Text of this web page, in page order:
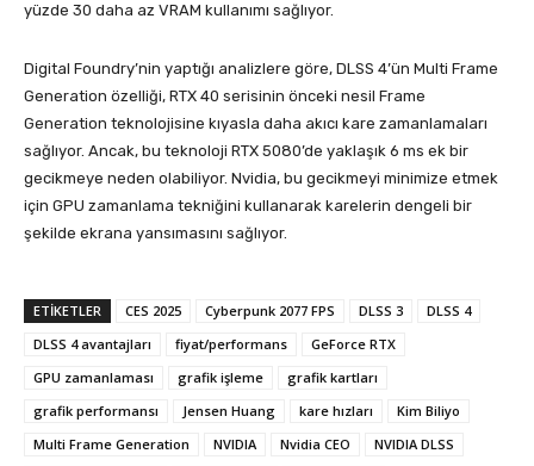
yüzde 30 daha az VRAM kullanımı sağlıyor.
Digital Foundry’nin yaptığı analizlere göre, DLSS 4’ün Multi Frame
Generation özelliği, RTX 40 serisinin önceki nesil Frame
Generation teknolojisine kıyasla daha akıcı kare zamanlamaları
sağlıyor. Ancak, bu teknoloji RTX 5080’de yaklaşık 6 ms ek bir
gecikmeye neden olabiliyor. Nvidia, bu gecikmeyi minimize etmek
için GPU zamanlama tekniğini kullanarak karelerin dengeli bir
şekilde ekrana yansımasını sağlıyor.
ETIKETLER CES 2025 Cyberpunk 2077 FPS DLSS 3
DLSS 4
DLSS 4 avantajları
fiyat/performans
GeForce RTX
GPU zamanlaması
grafik işleme
grafik kartları
grafik performansı
Jensen Huang kare hızları
Kim Biliyo
Multi Frame Generation
NVIDIA Nvidia CEO
NVIDIA DLSS